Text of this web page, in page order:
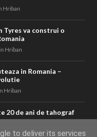
Hriban
Tyres va construi o
Hriban
in Romania –
Hriban
20 de ani de tahograf
Hribanto deliver its services